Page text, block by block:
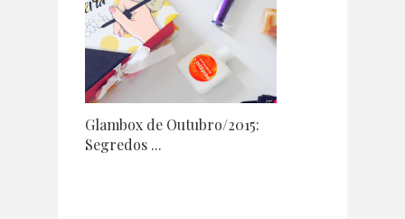
Glambox de Outubro/2015:
Segredos ...